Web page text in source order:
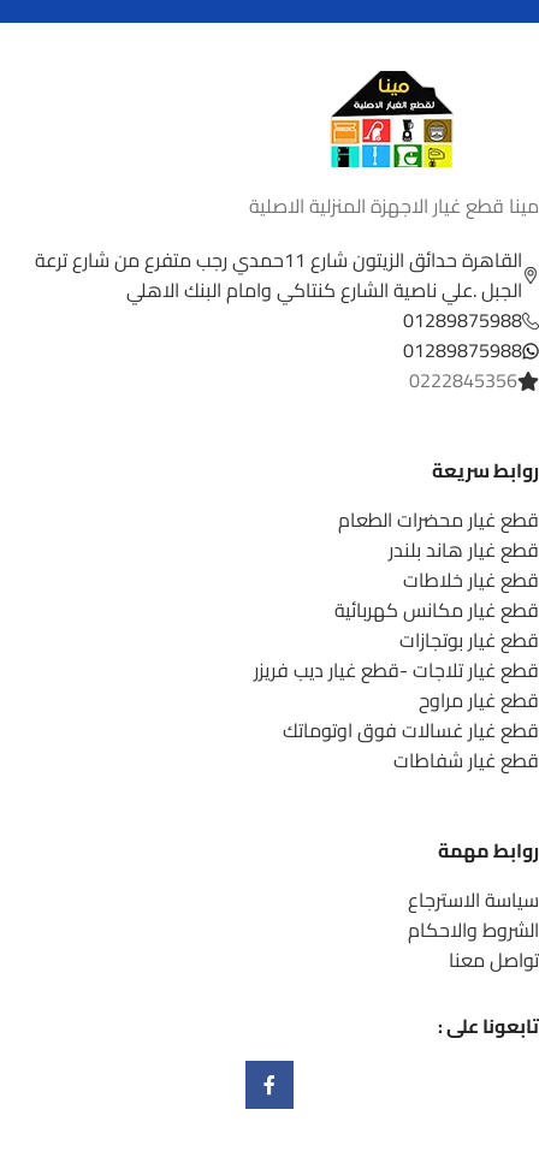
مينا قطع غيار الاجهزة المنزلية الاصلية
القاهرة حدائق الزيتون شارع 11حمدي رجب متفرع من شارع ترعة
الجبل .علي ناصية الشارع كنتاكي وامام البنك الاهلي
01289875988
01289875988
0222845356
روابط سريعة
قطع غيار محضرات الطعام
قطع غيار هاند بلندر
قطع غيار خلاطات
قطع غيار مكانس كهربائية
قطع غيار بوتجازات
قطع غيار تلاجات -قطع غيار ديب فريزر
قطع غيار مراوح
قطع غيار غسالات فوق اوتوماتك
قطع غيار شفاطات
روابط مهمة
سياسة الاسترجاع
الشروط والاحكام
تواصل معنا
تابعونا على :